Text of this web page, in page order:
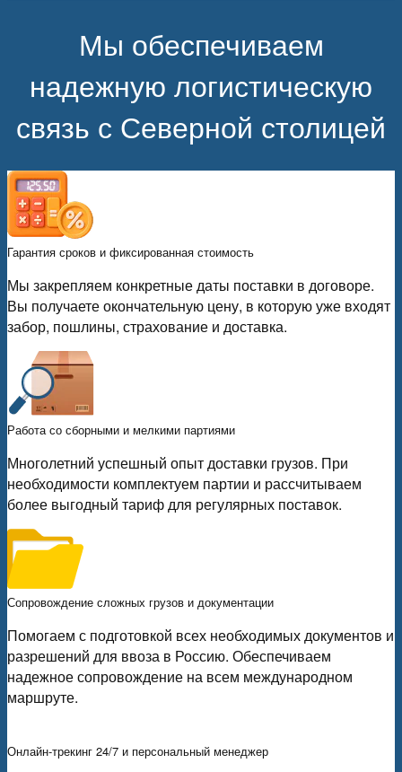
Мы обеспечиваем
надежную логистическую
связь с Северной столицей
Гарантия сроков и фиксированная стоимость
Мы закрепляем конкретные даты поставки в договоре.
Вы получаете окончательную цену, в которую уже входят
забор, пошлины, страхование и доставка.
Работа со сборными и мелкими партиями
Многолетний успешный опыт доставки грузов. При
необходимости комплектуем партии и рассчитываем
более выгодный тариф для регулярных поставок.
Сопровождение сложных грузов и документации
Помогаем с подготовкой всех необходимых документов и
разрешений для ввоза в Россию. Обеспечиваем
надежное сопровождение на всем международном
маршруте.
Онлайн-трекинг 24/7 и персональный менеджер